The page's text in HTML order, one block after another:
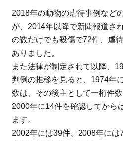
2018年の動物の虐待事例など
が、2014年以降で新聞報道さ
の数だけでも殺傷で72件、虐
ありました。
また法律が制定されて以降、
判例の推移を見ると、1974年
数は、その後主として一桁件
2000年に14件を確認してから
ます。
2002年には39件、2008年には